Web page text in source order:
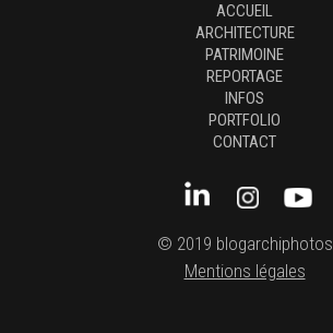
ACCUEIL
ARCHITECTURE
PATRIMOINE
REPORTAGE
INFOS
PORTFOLIO
CONTACT
© 2019 blogarchiphotos
Mentions légales